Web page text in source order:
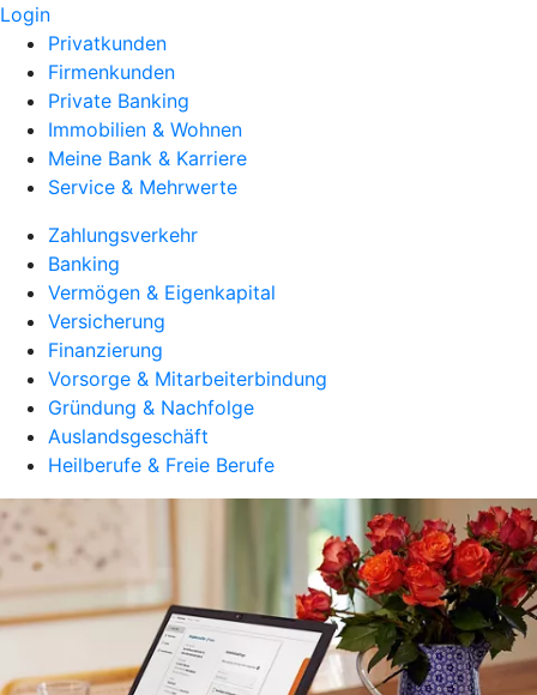
Login
Privatkunden
Firmenkunden
Private Banking
Immobilien & Wohnen
Meine Bank & Karriere
Service & Mehrwerte
Zahlungsverkehr
Banking
Vermögen & Eigenkapital
Versicherung
Finanzierung
Vorsorge & Mitarbeiterbindung
Gründung & Nachfolge
Auslandsgeschäft
Heilberufe & Freie Berufe